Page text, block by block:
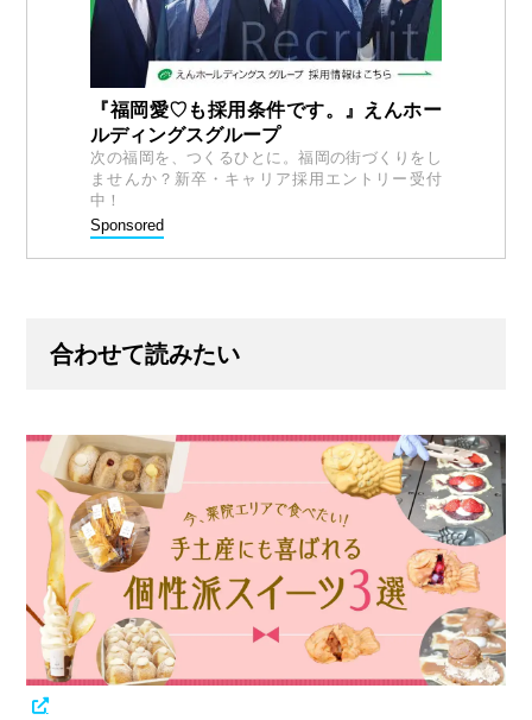
『福岡愛♡も採用条件です。』えんホー
ルディングスグループ
次の福岡を、つくるひとに。福岡の街づくりをし
ませんか？新卒・キャリア採用エントリー受付
中！
Sponsored
合わせて読みたい